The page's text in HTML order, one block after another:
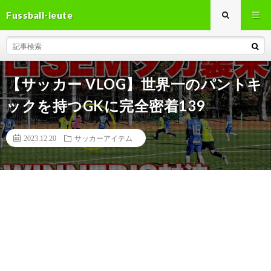
Fussball-leute
【サッカー VLOG】世界一のパントキ
ックを持つGKに完全密着139
2023.12.20 サッカーアイテム